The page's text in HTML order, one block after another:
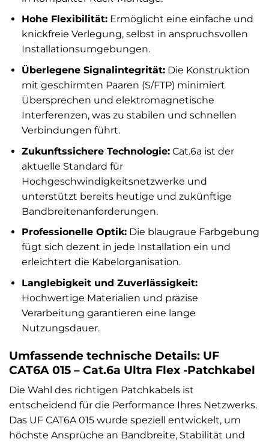
Hohe Flexibilität:Ermöglicht eine einfache und
knickfreie Verlegung, selbst in anspruchsvollen
Installationsumgebungen.
Überlegene Signalintegrität:Die Konstruktion
mit geschirmten Paaren (S/FTP) minimiert
Übersprechen und elektromagnetische
Interferenzen, was zu stabilen und schnellen
Verbindungen führt.
Zukunftssichere Technologie:Cat.6a ist der
aktuelle Standard für
Hochgeschwindigkeitsnetzwerke und
unterstützt bereits heutige und zukünftige
Bandbreitenanforderungen.
Professionelle Optik:Die blaugraue Farbgebung
fügt sich dezent in jede Installation ein und
erleichtert die Kabelorganisation.
Langlebigkeit und Zuverlässigkeit:
Hochwertige Materialien und präzise
Verarbeitung garantieren eine lange
Nutzungsdauer.
Umfassende technische Details: UF
CAT6A 015 – Cat.6a Ultra Flex -Patchkabel
Die Wahl des richtigen Patchkabels ist
entscheidend für die Performance Ihres Netzwerks.
Das UF CAT6A 015 wurde speziell entwickelt, um
höchste Ansprüche an Bandbreite, Stabilität und